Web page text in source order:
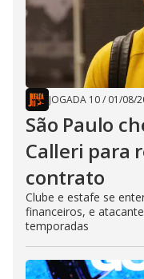
JOGADA 10/ 01/08/
São Paulo
Calleri para
contrato
Clube e estafe se
financeiros, e
temporadas